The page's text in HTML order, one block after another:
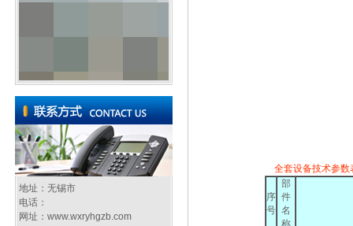
地址：无锡市
电话：
网址： www.wxryhgzb.com
全套设备技术参数
序
号
部
件
名
称